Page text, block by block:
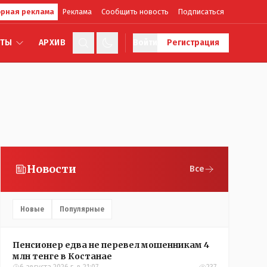
реклама Реклама Сообщить новость Подписаться
АРХИВ Регистрация
Новости Все
Новые Популярные
Пенсионер едва не перевел мошенникам 4
млн тенге в Костанае